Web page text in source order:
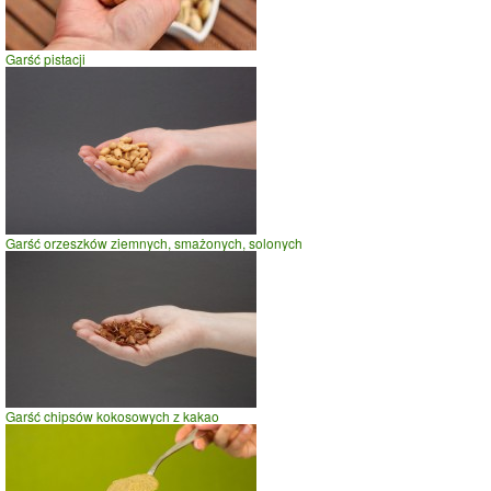
0
jazda na rowerze
szybki taniec,trucht
Garść pistacji
Garść orzeszków ziemnych, smażonych, solonych
Garść chipsów kokosowych z kakao